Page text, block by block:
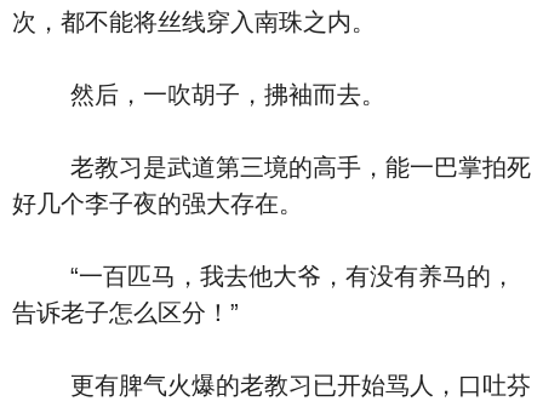
次，都不能将丝线穿入南珠之内。
然后，一吹胡子，拂袖而去。
老教习是武道第三境的高手，能一巴掌拍死
好几个李子夜的强大存在。
“一百匹马，我去他大爷，有没有养马的，
告诉老子怎么区分！”
更有脾气火爆的老教习已开始骂人，口吐芬